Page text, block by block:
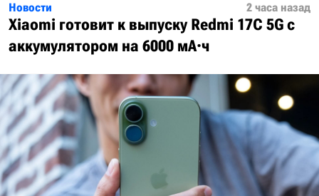
Новости 2 часа назад
Xiaomi готовит к выпуску Redmi 17C 5G с
аккумулятором на 6000 мА·ч